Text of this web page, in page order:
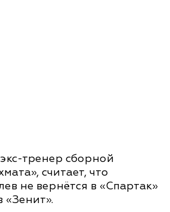
тренер сборной
считает, что
не вернётся в «Спартак»
«Зенит».